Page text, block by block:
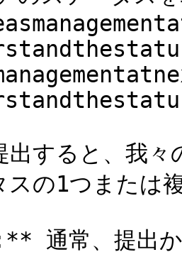
出すると、我
スの1つまたは
通常、提出か